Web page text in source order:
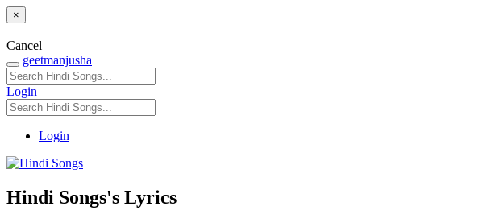
×
Cancel
geetmanjusha
Login
Login
Hindi Songs's Lyrics